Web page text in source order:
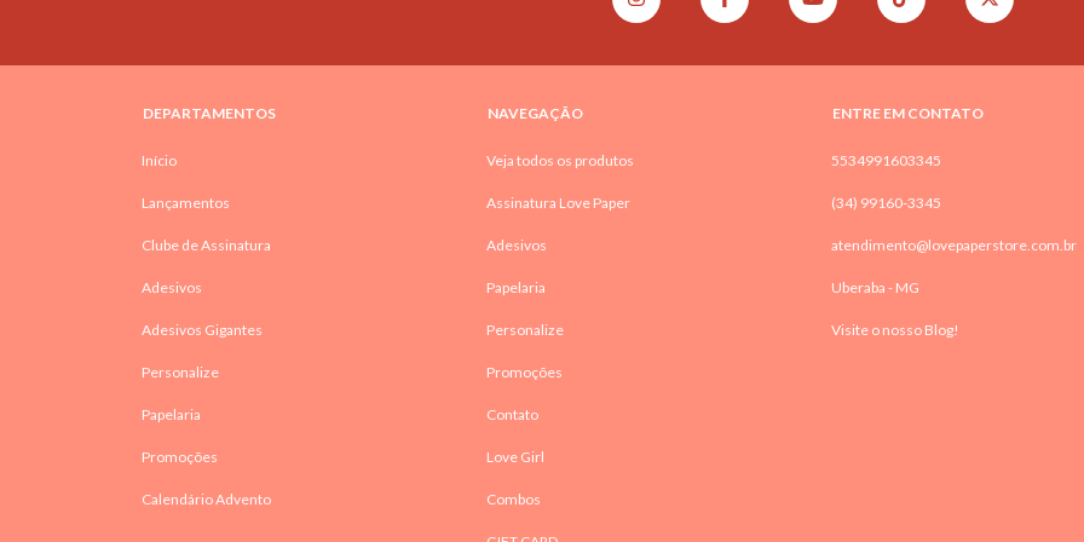
DEPARTAMENTOS
Início
Lançamentos
Clube de Assinatura
Adesivos
Adesivos Gigantes
Personalize
Papelaria
Promoções
Calendário Advento
NAVEGAÇÃO
Veja todos os produtos
Assinatura Love Paper
Adesivos
Papelaria
Personalize
Promoções
Contato
Love Girl
Combos
ENTRE EM CONTATO
5534991603345
(34) 99160-3345
atendimento@lovepaperstore.com.br
Uberaba - MG
Visite o nosso Blog!